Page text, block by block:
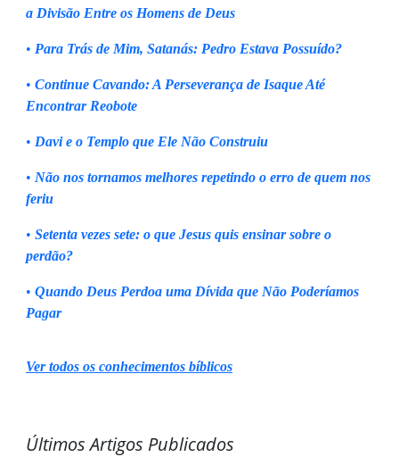
a Divisão Entre os Homens de Deus
• Para Trás de Mim, Satanás: Pedro Estava Possuído?
• Continue Cavando: A Perseverança de Isaque Até
Encontrar Reobote
• Davi e o Templo que Ele Não Construiu
• Não nos tornamos melhores repetindo o erro de quem nos
feriu
• Setenta vezes sete: o que Jesus quis ensinar sobre o
perdão?
• Quando Deus Perdoa uma Dívida que Não Poderíamos
Pagar
Ver todos os conhecimentos bíblicos
Últimos Artigos Publicados